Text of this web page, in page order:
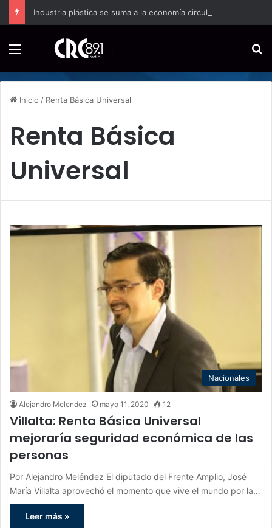
Industria plástica se suma a la economía circular
Inicio / Renta Básica Universal
Renta Básica
Universal
Nacionales
Alejandro Melendez mayo 11, 2020 12
Villalta: Renta Básica Universal
mejoraría seguridad económica de las
personas
Por Alejandro Meléndez El diputado del Frente Amplio, José
María Villalta aprovechó el momento que vive el mundo por la…
Leer más »